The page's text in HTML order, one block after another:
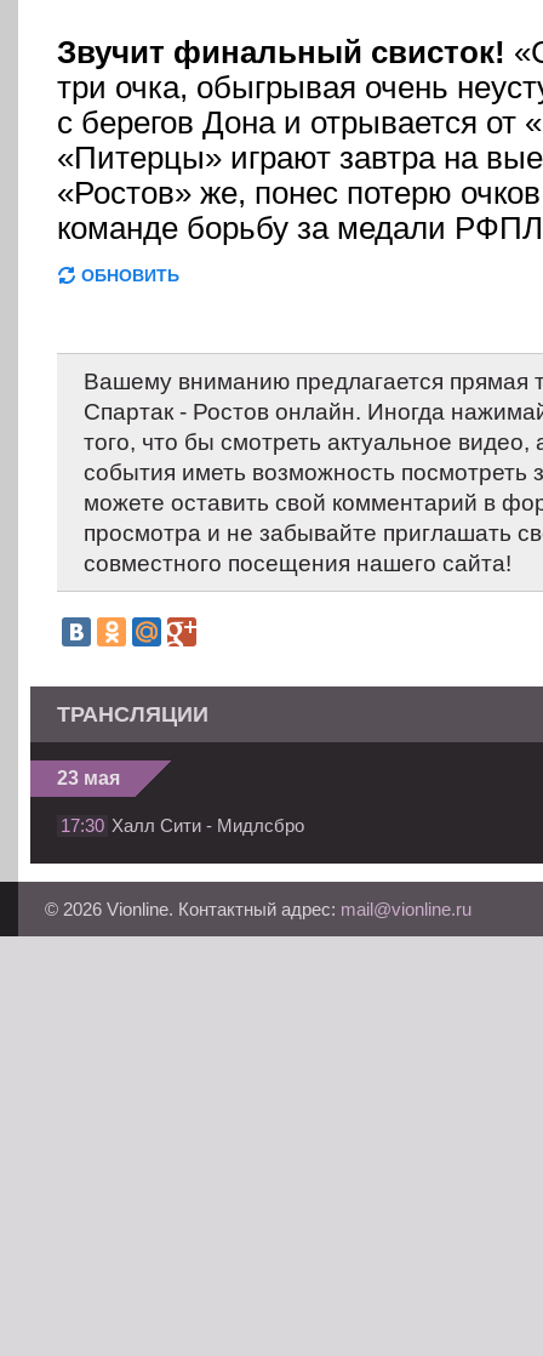
Звучит финальный свисток!
три очка, обыгрывая очень
с берегов Дона и отрывается от
«Питерцы» играют завтра на
«Ростов» же, понес потерю
команде борьбу за медали РФПЛ
ОБНОВИТЬ
Вашему вниманию предлагается прямая
Спартак - Ростов онлайн. Иногда
того, что бы смотреть актуальное
события иметь возможность
можете оставить свой комментарий в
просмотра и не забывайте приглашать
совместного посещения нашего сайта!
ТРАНСЛЯЦИИ
23 мая
17:30 Халл Сити - Мидлсбро
© 2026 Vionline. Контактный адрес: mail@vionline.ru